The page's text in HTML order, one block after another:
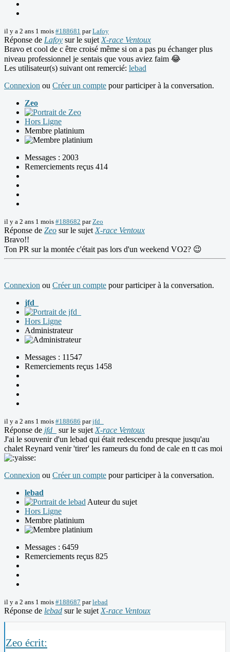
il y a 2 ans 1 mois #188681 parLafoy
Réponse de Lafoy sur le sujet X-race Ventoux
Bravo et cool de c être croisé même si on a pas pu échanger plus
niveau professionnel je sentais que vous aviez faim 😂
Les utilisateur(s) suivant ont remercié: lebad
Connexion ou Créer un compte pour participer à la conversation.
Zeo
Hors Ligne
Membre platinium
Messages : 2003
Remerciements reçus 414
il y a 2 ans 1 mois #188682 parZeo
Réponse de Zeo sur le sujet X-race Ventoux
Bravo!!
Ton PR sur la montée c'était pas lors d'un weekend VO2? 😉
Connexion ou Créer un compte pour participer à la conversation.
jfd_
Hors Ligne
Administrateur
Messages : 11547
Remerciements reçus 1458
il y a 2 ans 1 mois #188686 parjfd_
Réponse de jfd_ sur le sujet X-race Ventoux
J'ai le souvenir d'un lebad qui était redescendu presque jusqu'au
chalet Reynard venir 'tirer' les rameurs du fond de cale en tt cas moi
Connexion ou Créer un compte pour participer à la conversation.
lebad
Auteur du sujet
Hors Ligne
Membre platinium
Messages : 6459
Remerciements reçus 825
il y a 2 ans 1 mois #188687 parlebad
Réponse de lebad sur le sujet X-race Ventoux
Zeo écrit: